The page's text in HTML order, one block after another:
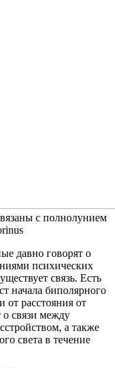
с полнолунием
давно говорят о
психических
связь. Есть
начала биполярного
от расстояния от
о связи между
а также
света в течение